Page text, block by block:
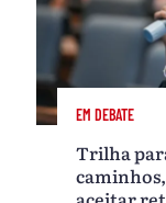
EM DEBATE
Trilha